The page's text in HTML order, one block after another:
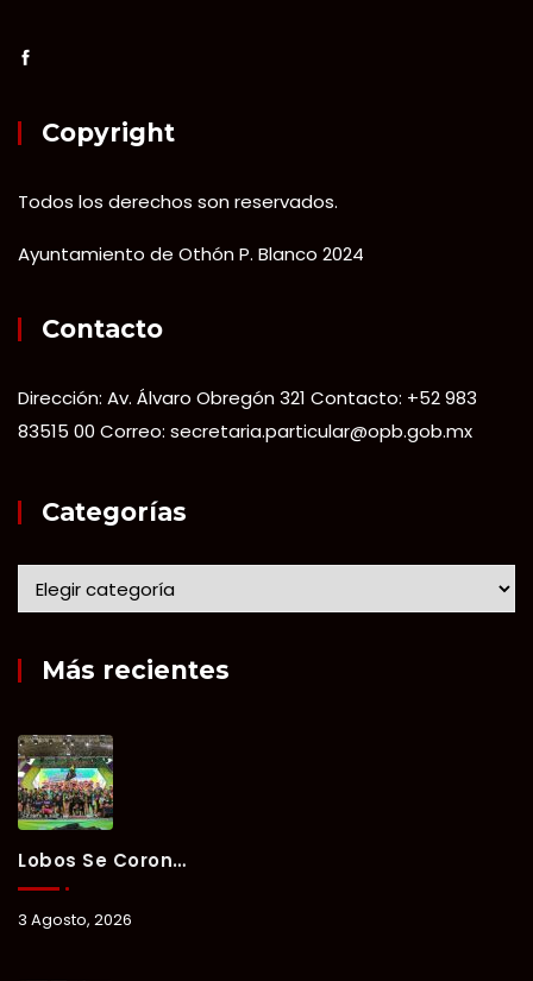
Copyright
Todos los derechos son reservados.
Ayuntamiento de Othón P. Blanco 2024
Contacto
Dirección: Av. Álvaro Obregón 321 Contacto: +52 983
83515 00 Correo: secretaria.particular@opb.gob.mx
Categorías
Más recientes
Lobos Se Corona Campeón Del Verano Xul-Há 2026 Tras Tres Días De Intensa Competencia.
3 Agosto, 2026